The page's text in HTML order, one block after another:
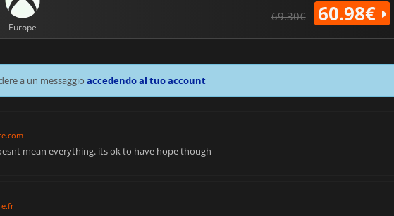
Europe
69.30€ 60.98€
a un messaggio accedendo al tuo account
mean everything. its ok to have hope though